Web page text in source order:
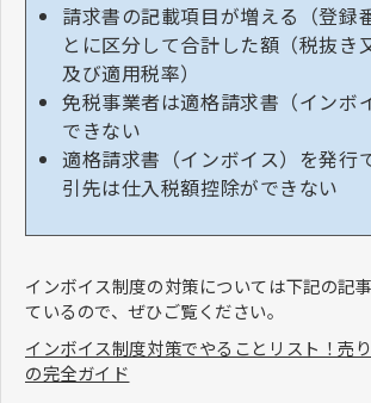
請求書の記載項目が増える（登録
とに区分して合計した額（税抜き
及び適用税率）
免税事業者は適格請求書（インボ
できない
適格請求書（インボイス）を発行
引先は仕入税額控除ができない
インボイス制度の対策については下記の記
ているので、ぜひご覧ください。
インボイス制度対策でやることリスト！売
の完全ガイド